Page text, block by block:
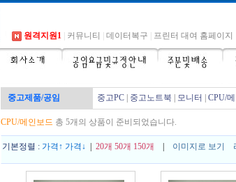
원격지원1 커뮤니티 데이터복구 프린터 대여 홈페이지
중고제품/공임 중고PC 중고노트북 모니터 CPU/
CPU/메인보드 총 5개의 상품이 준비되었습니다.
기본정렬 : 가격↑ 가격↓ 20개 50개 150개 이미지로 보기